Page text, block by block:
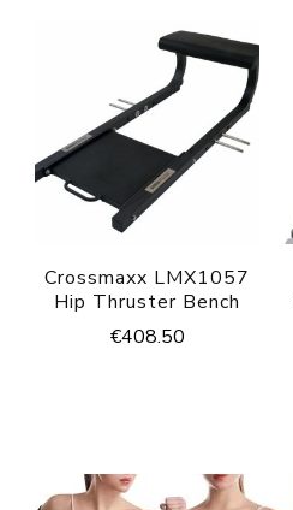
Crossmaxx LMX1057
Hip Thruster Bench
€408.50